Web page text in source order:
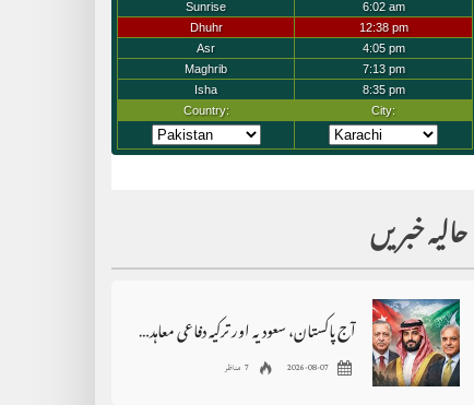
حالیہ خبریں
آج پاکستان، سعودیہ اور ترکیہ دفاعی معاہدے پر دستخط کریں گے
2026-08-07 7 مناظر